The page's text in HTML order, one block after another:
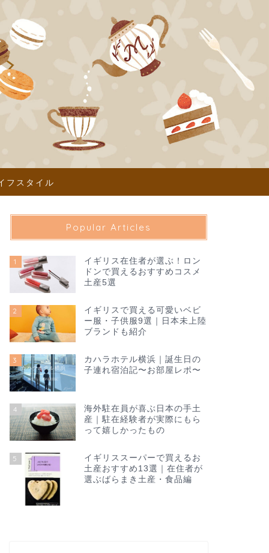
フスタイル
Popular Articles
1
イギリス在住者が選ぶ！ロン
ドンで買えるおすすめコスメ
土産5選
2
イギリスで買える可愛いベビ
ー服・子供服9選｜日本未上陸
ブランドも紹介
3
カハラホテル横浜｜誕生日の
子連れ宿泊記〜お部屋レポ〜
4
海外駐在員が喜ぶ日本の手土
産｜駐在経験者が実際にもら
って嬉しかったもの
5
イギリススーパーで買えるお
土産おすすめ13選｜在住者が
選ぶばらまき土産・食品編